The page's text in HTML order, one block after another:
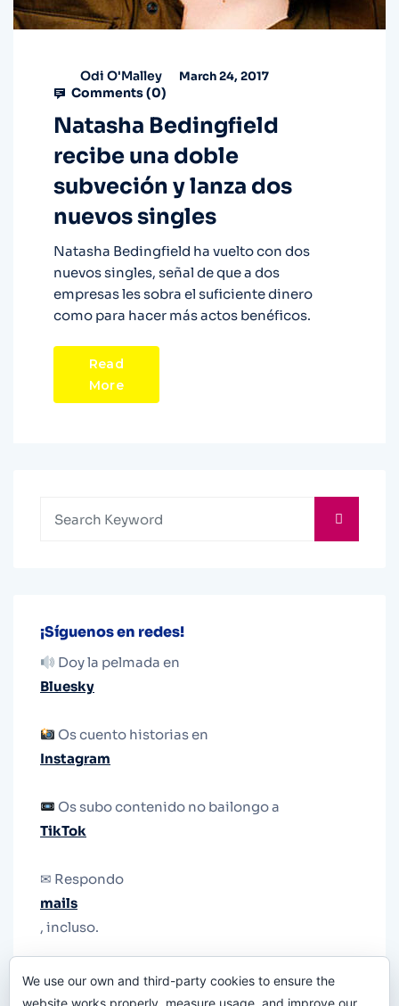
Odi O'Malley March 24, 2017
Comments (0)
Natasha Bedingfield
recibe una doble
subveción y lanza dos
nuevos singles
Natasha Bedingfield ha vuelto con dos
nuevos singles, señal de que a dos
empresas les sobra el suficiente dinero
como para hacer más actos benéficos.
Read
More
¡Síguenos en redes!
Doy la pelmada en
Bluesky
Os cuento historias en
Instagram
Os subo contenido no bailongo a
TikTok
✉ Respondo
mails
, incluso.
le quiten el teléfono.
We use our own and third-party cookies to ensure the
website works properly, measure usage, and improve our